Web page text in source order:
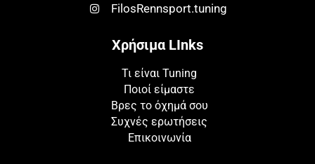
FilosRennsport.tuning
Χρήσιμα LInks
Τι είναι Tuning
Ποιοί είμαστε
Βρες το όχημά σου
Συχνές ερωτήσεις
Επικοινωνία